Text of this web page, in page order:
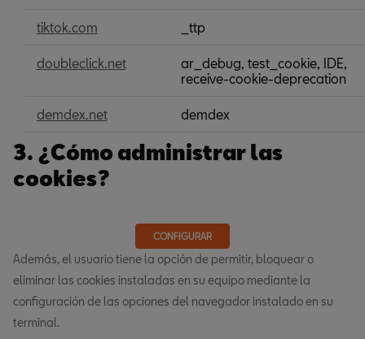
tiktok.com _ttp
doubleclick.net
ar_debug, test_cookie, IDE,
receive-cookie-deprecation
demdex.net demdex
3. ¿Cómo administrar las
cookies?
CONFIGURAR
Además, el usuario tiene la opción de permitir, bloquear o
eliminar las cookies instaladas en su equipo mediante la
configuración de las opciones del navegador instalado en su
terminal.